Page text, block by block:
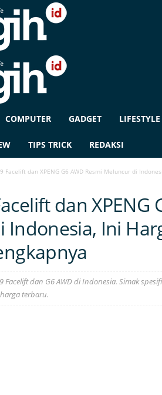
COMPUTER GADGET LIFESTYLE
TIPS TRICK REDAKSI
Facelift dan XPENG G6 AWD Resmi Meluncur di
dan XPENG
Indonesia, Ini
Facelift dan G6 AWD di Indonesia. Simak
terbaru.